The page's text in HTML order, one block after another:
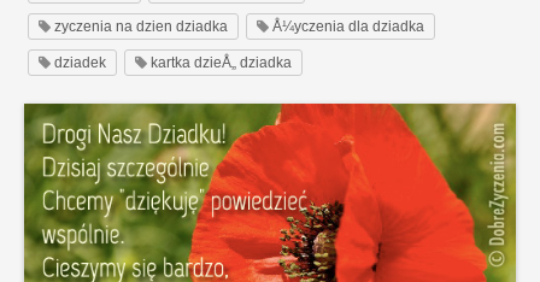
zyczenia na dzien dziadka Å¼yczenia dla dziadka
dziadek kartka dzieÅ„ dziadka